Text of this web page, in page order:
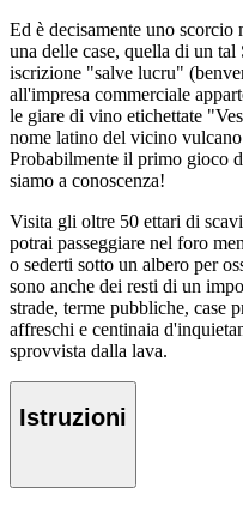
Ed è decisamente uno
una delle case, quella di un
iscrizione "salve lucru"
all'impresa commerciale
le giare di vino etichettate
nome latino del vicino
Probabilmente il primo gioco
siamo a conoscenza!
Visita gli oltre 50 ettari di
potrai passeggiare nel foro
o sederti sotto un albero per
sono anche dei resti di un
strade, terme pubbliche, case
affreschi e centinaia
sprovvista dalla lava.
Istruzioni